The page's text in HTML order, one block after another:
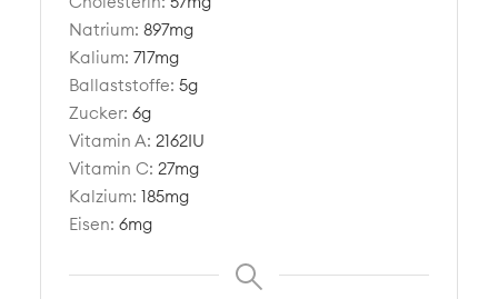
Natrium:897mg
Kalium:717mg
Ballaststoffe:5g
Zucker:6g
Vitamin A:2162IU
Vitamin C:27mg
Kalzium:185mg
Eisen:6mg